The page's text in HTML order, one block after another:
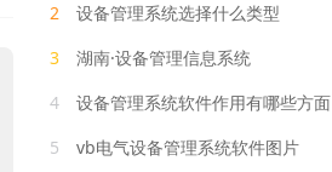
2
设备管理系统选择什么类型
3
湖南·设备管理信息系统
4
设备管理系统软件作用有哪些方面
5
vb电气设备管理系统软件图片